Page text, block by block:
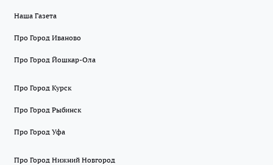
Наша Газета
Про Город Иваново
Про Город Йошкар-Ола
Про Город Курск
Про Город Рыбинск
Про Город Уфа
Про Город Нижний Новгород